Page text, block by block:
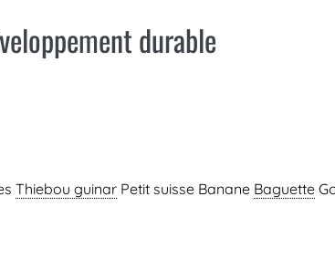
durable
Thiebou guinar Petit suisse Banane Baguette